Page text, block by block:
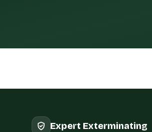
Expert Exterminating